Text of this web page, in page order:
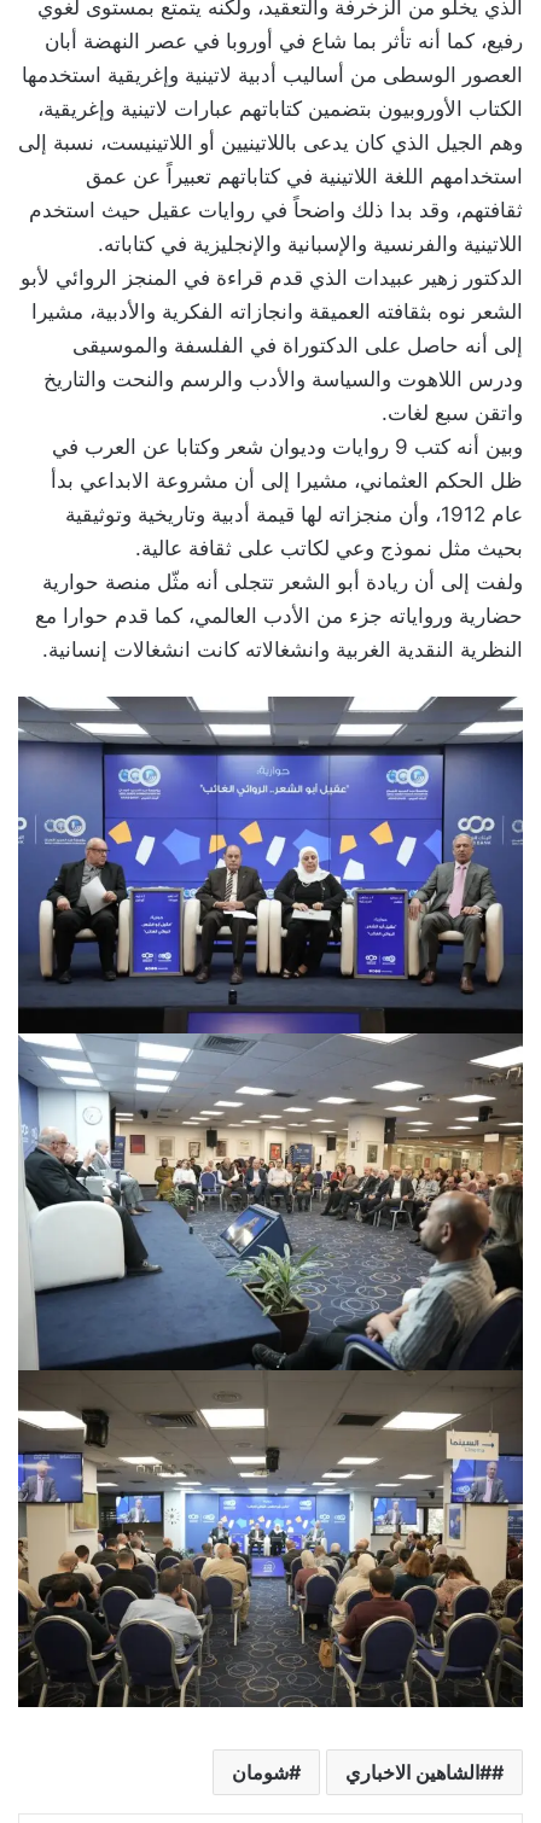
الذي يخلو من الزخرفة والتعقيد، ولكنه يتمتع بمستوى لغوي
رفيع، كما أنه تأثر بما شاع في أوروبا في عصر النهضة أبان
العصور الوسطى من أساليب أدبية لاتينية وإغريقية استخدمها
الكتاب الأوروبيون بتضمين كتاباتهم عبارات لاتينية وإغريقية،
وهم الجيل الذي كان يدعى باللاتينيين أو اللاتينيست، نسبة إلى
استخدامهم اللغة اللاتينية في كتاباتهم تعبيراً عن عمق
ثقافتهم، وقد بدا ذلك واضحاً في روايات عقيل حيث استخدم
اللاتينية والفرنسية والإسبانية والإنجليزية في كتاباته.
الدكتور زهير عبيدات الذي قدم قراءة في المنجز الروائي لأبو
الشعر نوه بثقافته العميقة وانجازاته الفكرية والأدبية، مشيرا
إلى أنه حاصل على الدكتوراة في الفلسفة والموسيقى
ودرس اللاهوت والسياسة والأدب والرسم والنحت والتاريخ
واتقن سبع لغات.
وبين أنه كتب 9 روايات وديوان شعر وكتابا عن العرب في
ظل الحكم العثماني، مشيرا إلى أن مشروعة الابداعي بدأ
عام 1912، وأن منجزاته لها قيمة أدبية وتاريخية وتوثيقية
بحيث مثل نموذج وعي لكاتب على ثقافة عالية.
ولفت إلى أن ريادة أبو الشعر تتجلى أنه مثّل منصة حوارية
حضارية ورواياته جزء من الأدب العالمي، كما قدم حوارا مع
النظرية النقدية الغربية وانشغالاته كانت انشغالات إنسانية.
#الشاهين الاخباري شومان